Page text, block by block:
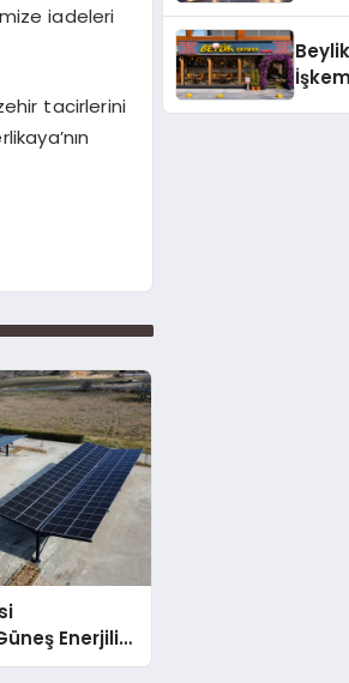
iadeleri
tacirlerini
Enerjili